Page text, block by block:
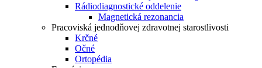
Rádiodiagnostické oddelenie
Magnetická rezonancia
Pracoviská jednodňovej zdravotnej starostlivosti
Krčné
Očné
Ortopédia